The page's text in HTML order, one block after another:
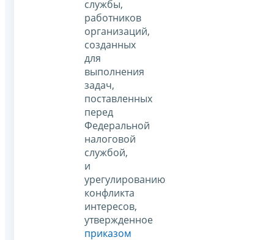
службы,
работников
организаций,
созданных
для
выполнения
задач,
поставленных
перед
Федеральной
налоговой
службой,
и
урегулированию
конфликта
интересов,
утвержденное
приказом